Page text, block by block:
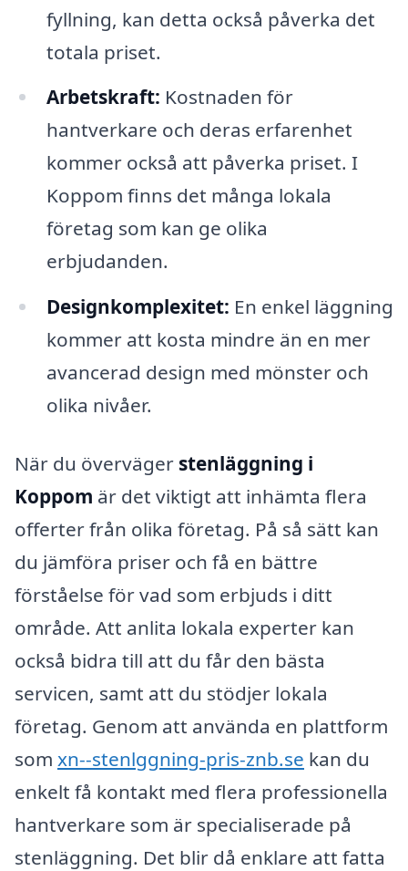
fyllning, kan detta också påverka det
totala priset.
Arbetskraft: Kostnaden för
hantverkare och deras erfarenhet
kommer också att påverka priset. I
Koppom finns det många lokala
företag som kan ge olika
erbjudanden.
Designkomplexitet: En enkel läggning
kommer att kosta mindre än en mer
avancerad design med mönster och
olika nivåer.
När du överväger stenläggning i
Koppom är det viktigt att inhämta flera
offerter från olika företag. På så sätt kan
du jämföra priser och få en bättre
förståelse för vad som erbjuds i ditt
område. Att anlita lokala experter kan
också bidra till att du får den bästa
servicen, samt att du stödjer lokala
företag. Genom att använda en plattform
som xn--stenlggning-pris-znb.se kan du
enkelt få kontakt med flera professionella
hantverkare som är specialiserade på
stenläggning. Det blir då enklare att fatta